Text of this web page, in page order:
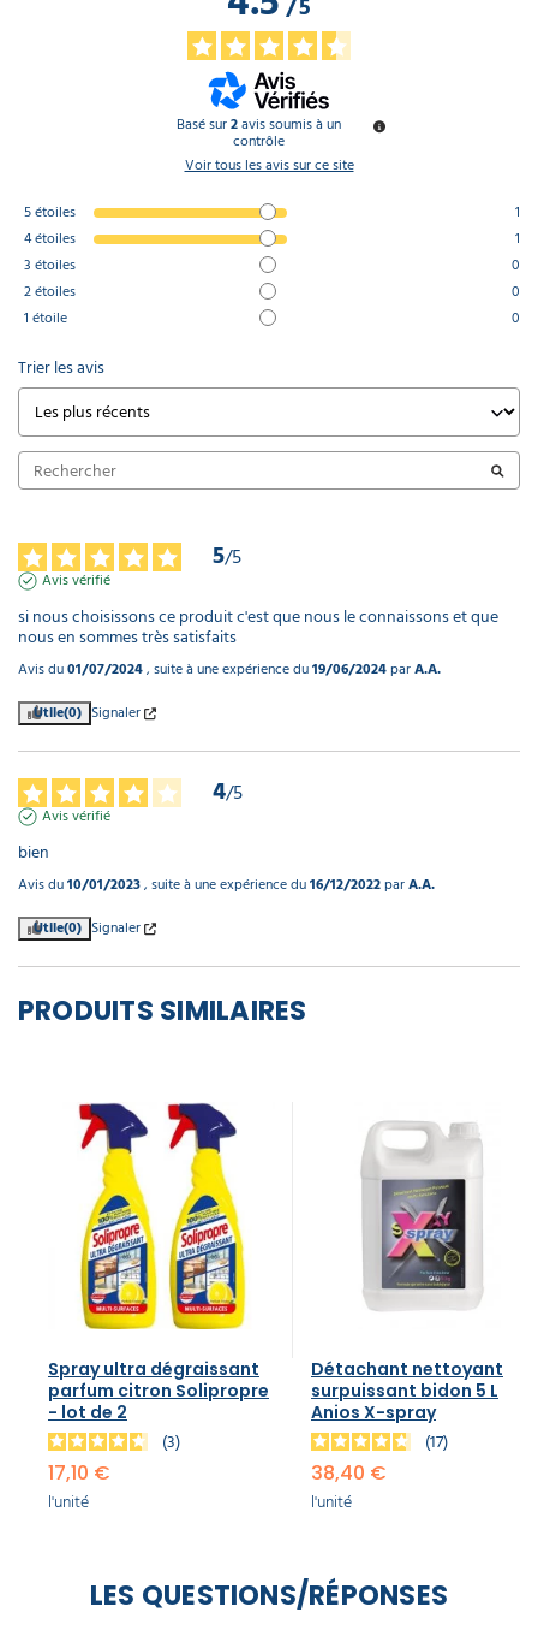
PRODUITS SIMILAIRES
Spray ultra dégraissant
parfum citron Solipropre
- lot de 2
3
17,10 €
l'unité
Détachant nettoyant
surpuissant bidon 5 L
Anios X-spray
17
38,40 €
l'unité
LES QUESTIONS/RÉPONSES
/5
Basé sur2avis soumis à un
contrôle
Voir tous les avis sur ce site
5étoiles
1
4étoiles
1
3 étoiles
0
2étoiles
0
1 étoile 0
Trier les avis
5/5
Avis vérifié
si nous choisissons ce produit c'est que nous le connaissons et que
nous en sommes très satisfaits
Avis du01/07/2024, suite à une expérience du19/06/2024parA.A.
Utile(0) Signaler
4/5
Avis vérifié
bien
Avis du10/01/2023, suite à une expérience du16/12/2022parA.A.
Utile(0) Signaler